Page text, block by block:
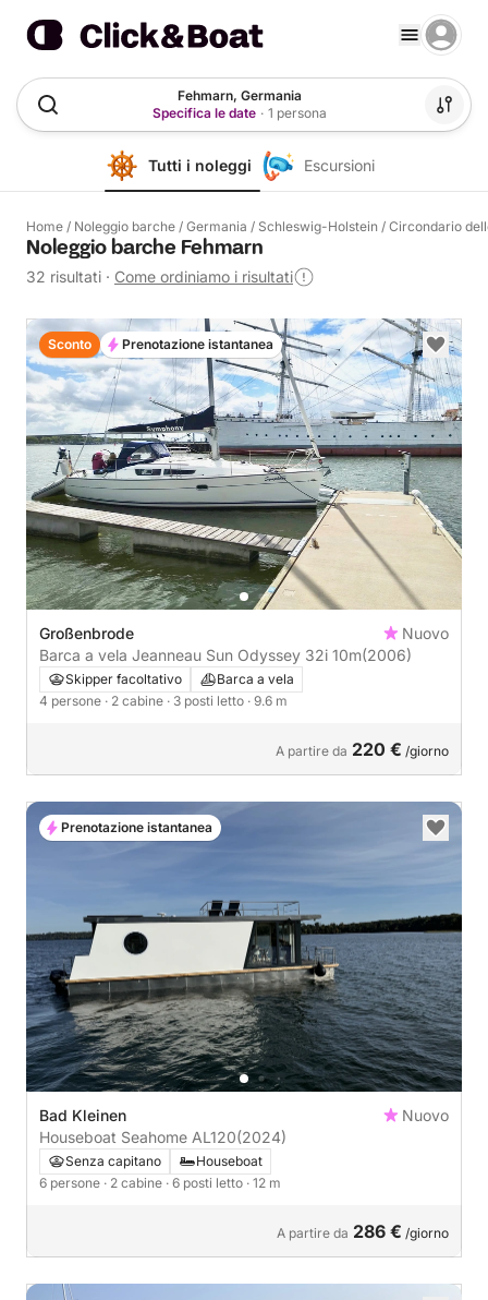
Fehmarn, Germania
Specifica le date · 1 persona
Tutti i noleggi Escursioni
Home / Noleggio barche / Germania / Schleswig-Holstein / Circondario
Noleggio barche Fehmarn
32 risultati · Come ordiniamo i risultati
Großenbrode
Nuovo
Barca a vela Jeanneau Sun Odyssey 32i 10m(2006)
Skipper facoltativo
Barca a vela
4 persone · 2 cabine · 3 posti letto · 9.6 m
A partire da 220 € /giorno
Sconto Prenotazione istantanea
Bad Kleinen
Nuovo
Houseboat Seahome AL120(2024)
Senza capitano
Houseboat
6 persone · 2 cabine · 6 posti letto · 12 m
A partire da 286 € /giorno
Prenotazione istantanea